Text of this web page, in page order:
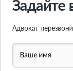
Задайте
Адвокат
Ваше имя